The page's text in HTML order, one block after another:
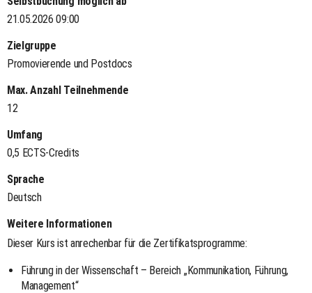
21.05.2026 09:00
Zielgruppe
Promovierende und Postdocs
Max. Anzahl Teilnehmende
12
Umfang
0,5 ECTS-Credits
Sprache
Deutsch
Weitere Informationen
Dieser Kurs ist anrechenbar für die Zertifikatsprogramme:
Führung in der Wissenschaft – Bereich „Kommunikation, Führung,
Management“